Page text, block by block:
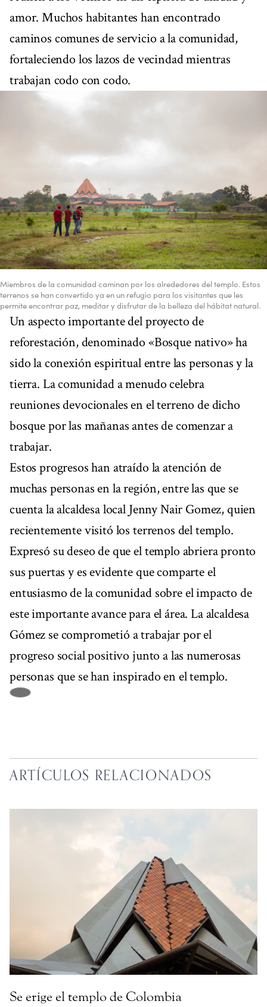
amor. Muchos habitantes han encontrado
caminos comunes de servicio a la comunidad,
fortaleciendo los lazos de vecindad mientras
trabajan codo con codo.
Miembros de la comunidad caminan por los alrededores del templo. Estos
terrenos se han convertido ya en un refugio para los visitantes que les
permite encontrar paz, meditar y disfrutar de la belleza del hábitat natural.
Un aspecto importante del proyecto de
reforestación, denominado «Bosque nativo» ha
sido la conexión espiritual entre las personas y la
tierra. La comunidad a menudo celebra
reuniones devocionales en el terreno de dicho
bosque por las mañanas antes de comenzar a
trabajar.
Estos progresos han atraído la atención de
muchas personas en la región, entre las que se
cuenta la alcaldesa local Jenny Nair Gomez, quien
recientemente visitó los terrenos del templo.
Expresó su deseo de que el templo abriera pronto
sus puertas y es evidente que comparte el
entusiasmo de la comunidad sobre el impacto de
este importante avance para el área. La alcaldesa
Gómez se comprometió a trabajar por el
progreso social positivo junto a las numerosas
personas que se han inspirado en el templo.
ARTÍCULOS RELACIONADOS
Se erige el templo de Colombia